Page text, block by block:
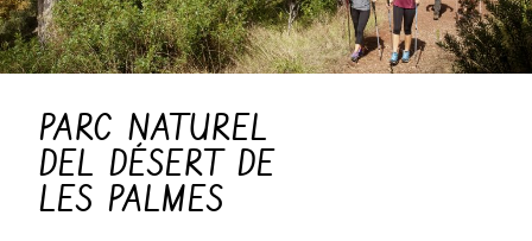
PARC NATUREL
DEL DÉSERT DE
LES PALMES